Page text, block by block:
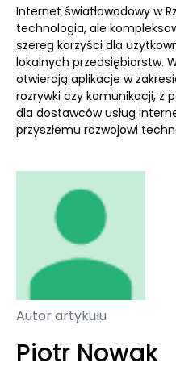
Internet światłowodowy w
technologia, ale
szereg korzyści dla
lokalnych przedsiębiorstw.
otwierają aplikacje w
rozrywki czy komunikacji, z
dla dostawców usług
przyszłemu rozwojowi
Autor artykułu
Piotr Nowak